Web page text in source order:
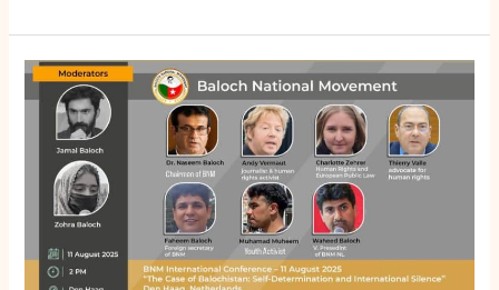
Baloch
National
Movement
organiseert
internationale
conferentie
over
zelfbeschikking
in
Den